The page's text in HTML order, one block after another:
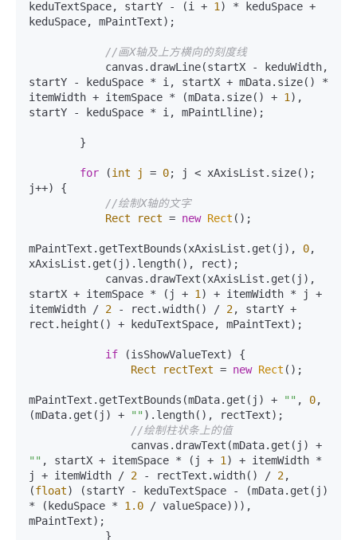
keduTextSpace, startY - (i + 1 ) * keduSpace +
keduSpace, mPaintText);
//画X轴及上方横向的刻度线
startY - keduSpace * i, startX + mData.size() *
itemWidth + itemSpace * (mData.size() + 1 ),
startY - keduSpace * i, mPaintLline);
for (int j = 0; j < xAxisList.size();
j++) {
//绘制X轴的文字
Rect
rect = new Rect ();
mPaintText.getTextBounds(xAxisList.get(j), 0,
xAxisList.get(j).length(), rect);
startX + itemSpace * (j + 1 ) + itemWidth * j +
itemWidth / 2 - rect.width() / 2, startY +
rect.height() + keduTextSpace, mPaintText);
if (isShowValueText) {
Rect
rectText = new Rect ();
mPaintText.getTextBounds(mData.get(j) + "" , 0,
(mData.get(j) +
"" ).length(), rectText);
//绘制柱状条上的值
"" , startX + itemSpace * (j + 1 ) + itemWidth *
j + itemWidth / 2 - rectText.width() / 2,
(float) (startY - keduTextSpace - (mData.get(j)
* (keduSpace * 1.0 / valueSpace))),
mPaintText);